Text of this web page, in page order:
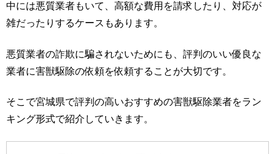
中には悪質業者もいて、高額な費用を請求したり、対応が
雑だったりするケースもあります。
悪質業者の詐欺に騙されないためにも、評判のいい優良な
業者に害獣駆除の依頼を依頼することが大切です。
そこで宮城県で評判の高いおすすめの害獣駆除業者をラン
キング形式で紹介していきます。